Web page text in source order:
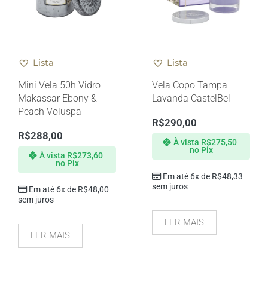
Lista
Mini Vela 50h Vidro
Makassar Ebony &
Peach Voluspa
R$288,00
Em até 6x de R$48,00
sem juros
À vista R$273,60
no Pix
LER MAIS
Lista
Vela Copo Tampa
Lavanda CastelBel
R$290,00
Em até 6x de R$48,33
sem juros
À vista R$275,50
no Pix
LER MAIS